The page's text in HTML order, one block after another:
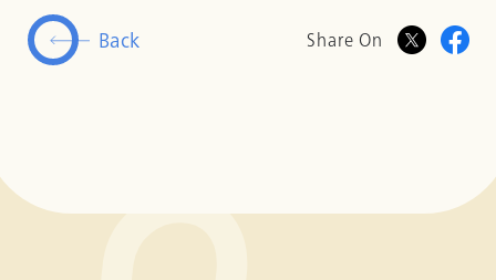
Back Share On